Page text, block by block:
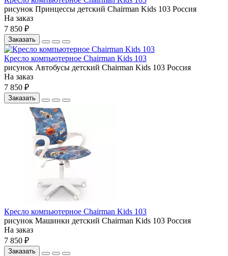
рисунок Принцессы детский Chairman Kids 103 Россия
На заказ
7 850 ₽
Заказать
Кресло компьютерное Chairman Kids 103
рисунок Автобусы детский Chairman Kids 103 Россия
На заказ
7 850 ₽
Заказать
Кресло компьютерное Chairman Kids 103
рисунок Машинки детский Chairman Kids 103 Россия
На заказ
7 850 ₽
Заказать